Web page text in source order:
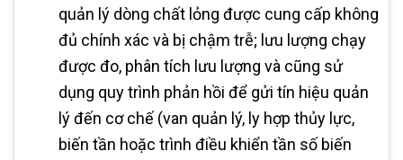
quản lý dòng chất lỏng được cung cấp không
đủ chính xác và bị chậm trễ; lưu lượng chạy
được đo, phân tích lưu lượng và cũng sử
dụng quy trình phản hồi để gửi tín hiệu quản
lý đến cơ chế (van quản lý, ly hợp thủy lực,
biến tần hoặc trình điều khiển tần số biến